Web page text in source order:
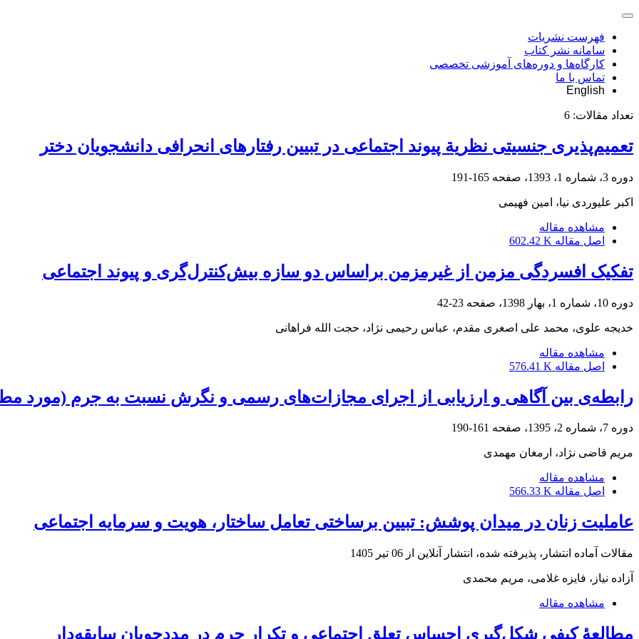
فهرست نشریات
سامانه نشر کتاب
کارگاه‌ها و دوره‌های آموزشی تخصصی
تماس با ما
English
تعداد مقالات: 6
تعمیم‌پذیری جنسیتی نظریة پیوند اجتماعی در تبیین رفتارهای انحرافی دانشجویان دختر
دوره 3، شماره 1، 1393، صفحه 165-191
اکبر علیوردی نیا، امین فهیمی
مشاهده مقاله
اصل مقاله 602.42 K
تفکیک افسردگی مزمن از غیرمزمن براساس دو سازه بیش‌کنترل‌گری و پیوند اجتماعی
دوره 10، شماره 1، بهار 1398، صفحه 23-42
خدیجه علوی، محمد علی اصغری مقدم، عباس رحیمی نژاد، حجت الله فراهانی
مشاهده مقاله
اصل مقاله 576.41 K
رابطه‌ی بین آگاهی و ارزیابی از اجرای مجازات‌های رسمی و نگرش نسبت به جرم (مورد
دوره 7، شماره 2، 1395، صفحه 161-190
مریم قاضی نژاد، ارمغان مهمدی
مشاهده مقاله
اصل مقاله 566.33 K
عاملیت زنان در میدان پوشش: تبیین برساختی تعامل ساختار، هویت و سرمایه اجتماعی
مقالات آماده انتشار، پذیرفته شده، انتشار آنلاین از 06 تیر 1405
آزاده نیاز، فایزه غلامی، مریم محمدی
مشاهده مقاله
مطالعۀ کیفی شکل‌گیری احساس تعلق اجتماعی و تکرار جرم در مددجویان سابقه‌دار